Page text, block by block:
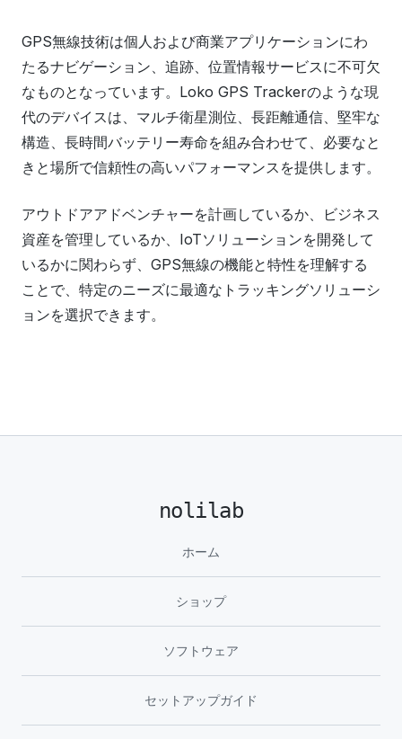
GPS無線技術は個人および商業アプリケーションにわ
たるナビゲーション、追跡、位置情報サービスに不可欠
なものとなっています。Loko GPS Trackerのような現
代のデバイスは、マルチ衛星測位、長距離通信、堅牢な
構造、長時間バッテリー寿命を組み合わせて、必要なと
きと場所で信頼性の高いパフォーマンスを提供します。
アウトドアアドベンチャーを計画しているか、ビジネス
資産を管理しているか、IoTソリューションを開発して
いるかに関わらず、GPS無線の機能と特性を理解する
ことで、特定のニーズに最適なトラッキングソリューシ
ョンを選択できます。
nolilab
ホーム
ショップ
ソフトウェア
セットアップガイド